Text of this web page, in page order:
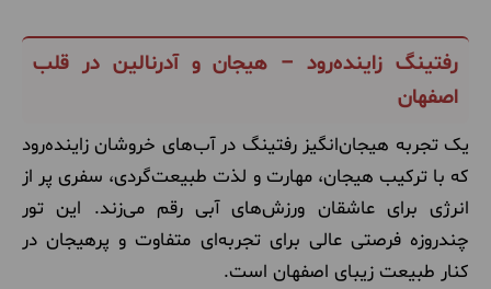
رفتینگ زاینده‌رود – هیجان و آدرنالین در قلب
اصفهان
یک تجربه هیجان‌انگیز رفتینگ در آب‌های خروشان زاینده‌رود
که با ترکیب هیجان، مهارت و لذت طبیعت‌گردی، سفری پر از
انرژی برای عاشقان ورزش‌های آبی رقم می‌زند. این تور
چندروزه فرصتی عالی برای تجربه‌ای متفاوت و پرهیجان در
کنار طبیعت زیبای اصفهان است.